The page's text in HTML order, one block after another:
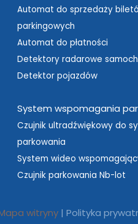
Automat do sprzedaży
parkingowych
Automat do płatności
Detektory radarowe
Detektor pojazdów
System wspomagania
Czujnik ultradźwiękowy do
parkowania
System wideo
Czujnik parkowania Nb-lot
witryny| Polityka